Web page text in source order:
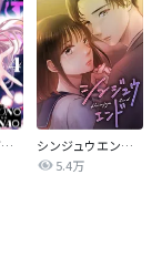
パーフェクトグリッター
シンジュウエンド【タテヨミ】
5.4万